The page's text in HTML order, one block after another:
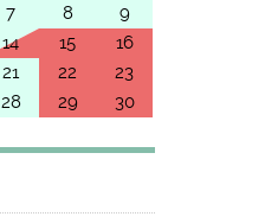
7 8
9
14 15
16
21 22
23
28 29
30